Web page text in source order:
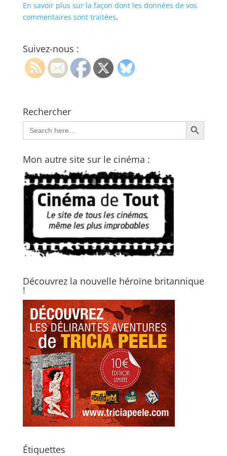
En savoir plus sur la façon dont les données de vos
commentaires sont traitées.
Suivez-nous :
Rechercher
Search
for:
Search Button
Mon autre site sur le cinéma :
Découvrez la nouvelle héroïne britannique
!
Étiquettes